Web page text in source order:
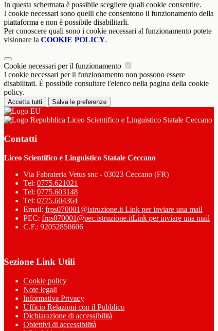
In questa schermata è possibile scegliere quali cookie consentire.
I cookie necessari sono quelli che consentono il funzionamento della
piattaforma e non è possibile disabilitarli.
Per conoscere quali sono i cookie necessari al funzionamento potete
visionare la COOKIE POLICY.
Cookie necessari per il funzionamento
I cookie necessari per il funzionamento non possono essere
disabilitati. È possibile consultare l'elenco nella pagina della cookie
policy.
Accetta tutti Salva le preferenze
Liceo Scientifico e Linguistico Statale Ceccano
Contatti
Liceo Scientifico e Linguistico Statale Ceccano
Via Fabrateria Vetus snc - 03023 Ceccano (FR)
Tel: 0775.621021
Tel: 0775.603148
Tel: 0775.604364
Email: frps070001@istruzione.it Link per inviare una mail
PEC: frps070001@pec.istruzione.itLink per inviare una mail
C.F.: 92052850606
Sezione Link Utili
Cookie policy
Note legali
Informativa Privacy
Ufficio Relazioni con il Pubblico
Dichiarazione di accessibilità
Obiettivi di accessibilità